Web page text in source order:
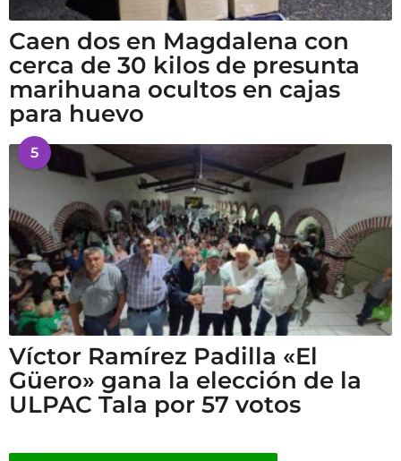
Caen dos en Magdalena con
cerca de 30 kilos de presunta
marihuana ocultos en cajas
para huevo
5
Víctor Ramírez Padilla «El
Güero» gana la elección de la
ULPAC Tala por 57 votos